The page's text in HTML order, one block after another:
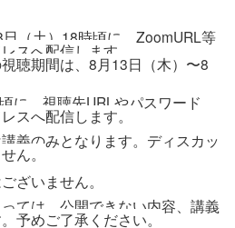
（土）18時頃に、ZoomURL等
スへ配信します。
聴期間は、8月13日（木）〜8
、視聴先URLやパスワード
スへ配信します。
のみとなります。ディスカッ
ん。
いません。
ては、公開できない内容、講義
予めご了承ください。